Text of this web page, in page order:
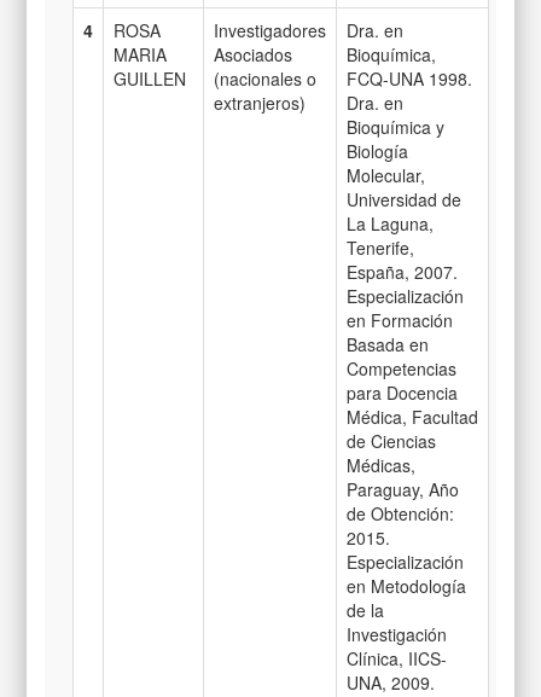
4
ROSA
MARIA
GUILLEN
Investigadores
Asociados
(nacionales o
extranjeros)
Dra. en
Bioquímica,
FCQ-UNA 1998.
Dra. en
Bioquímica y
Biología
Molecular,
Universidad de
La Laguna,
Tenerife,
España, 2007.
Especialización
en Formación
Basada en
Competencias
para Docencia
Médica, Facultad
de Ciencias
Médicas,
Paraguay, Año
de Obtención:
2015.
Especialización
en Metodología
de la
Investigación
Clínica, IICS-
UNA, 2009.